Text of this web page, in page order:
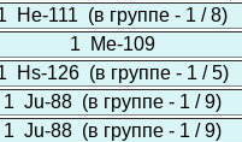
Не-111 (в группе - 1 / 8)
1 Ме-109
Hs-126 (в группе - 1 / 5)
1 Ju-88 (в группе - 1 / 9)
1 Ju-88 (в группе - 1 / 9)